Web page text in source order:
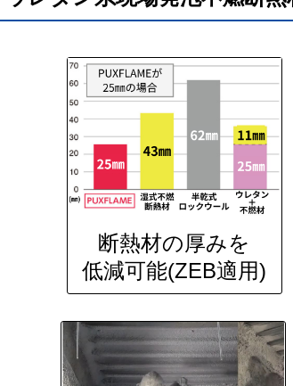
断熱材の厚みを
低減可能(ZEB適用)